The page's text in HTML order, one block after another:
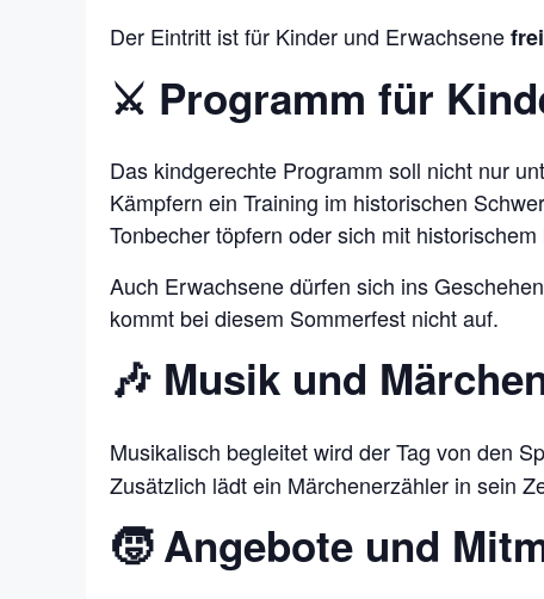
Der Eintritt ist für Kinder und Erwachsenefrei
⚔️ Programm für
Das kindgerechte Programm soll nicht nur
Kämpfern ein Training im historischen
Tonbecher töpfern oder sich mit
Auch Erwachsene dürfen sich ins
kommt bei diesem Sommerfest nicht auf.
🎶 Musik und
Musikalisch begleitet wird der Tag von den
Zusätzlich lädt ein Märchenerzähler in sein
🧒 Angebote und